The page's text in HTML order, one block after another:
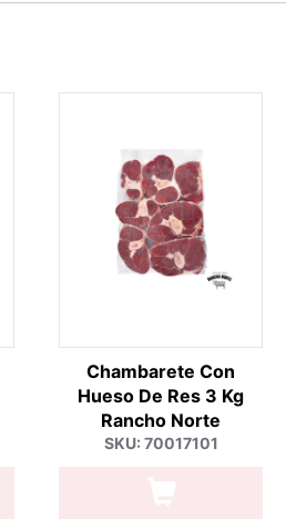
Chambarete Con
Hueso De Res 3 Kg
Rancho Norte
SKU: 70017101